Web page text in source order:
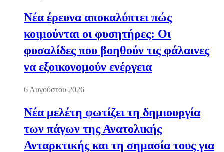
Νέα έρευνα αποκαλύπτει πώς
κοιμούνται οι φυσητήρες: Οι
φυσαλίδες που βοηθούν τις φάλαινες
να εξοικονομούν ενέργεια
6 Αυγούστου 2026
Νέα μελέτη φωτίζει τη δημιουργία
των πάγων της Ανατολικής
Ανταρκτικής και τη σημασία τους για